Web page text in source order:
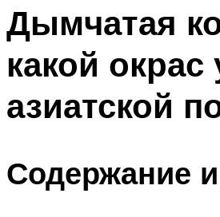
Дымчатая
какой окрас
азиатской
Содержание